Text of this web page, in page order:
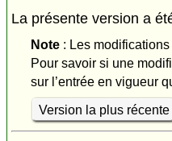
La présente version a
Note: Les modifications
Pour savoir si une
sur l’entrée en vigueur
Version la plus récente